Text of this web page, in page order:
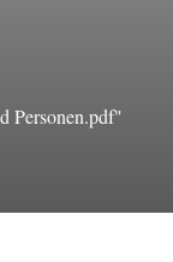
Personen.pdf"